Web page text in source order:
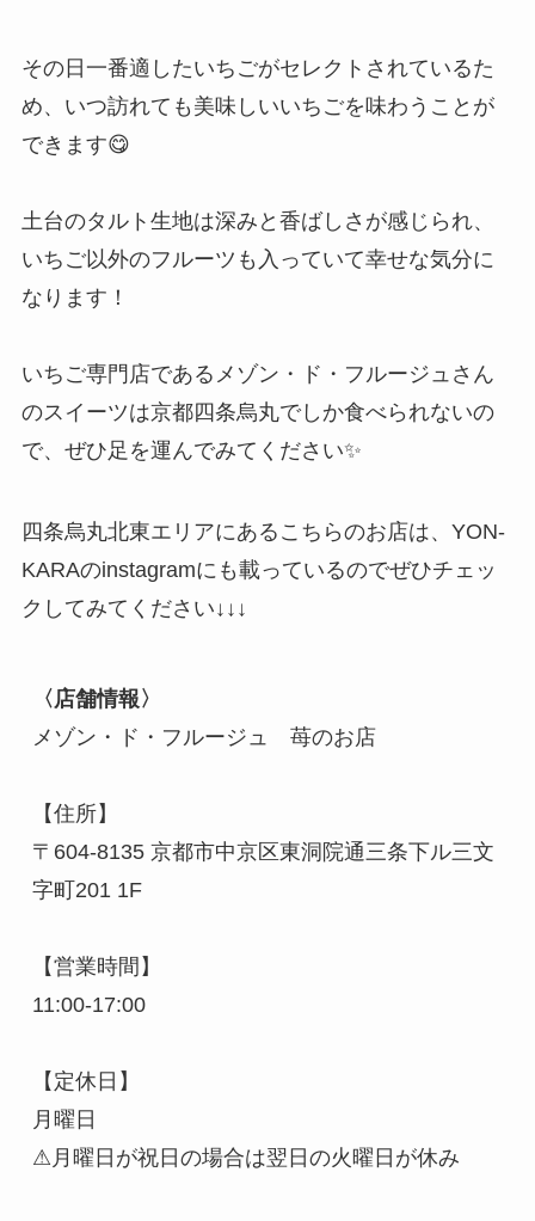
その日一番適したいちごがセレクトされているた
め、いつ訪れても美味しいいちごを味わうことが
できます😋
土台のタルト生地は深みと香ばしさが感じられ、
いちご以外のフルーツも入っていて幸せな気分に
なります！
いちご専門店であるメゾン・ド・フルージュさん
のスイーツは京都四条烏丸でしか食べられないの
で、ぜひ足を運んでみてください✨
四条烏丸北東エリアにあるこちらのお店は、YON-
KARAのinstagramにも載っているのでぜひチェッ
クしてみてください↓↓↓
〈店舗情報〉
メゾン・ド・フルージュ　苺のお店
【住所】
〒604-8135 京都市中京区東洞院通三条下ル三文
字町201 1F
【営業時間】
11:00-17:00
【定休日】
月曜日
⚠︎月曜日が祝日の場合は翌日の火曜日が休み